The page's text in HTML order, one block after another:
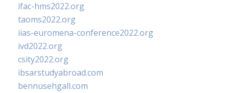
ifac-hms2022.org
taoms2022.org
iias-euromena-conference2022.org
ivd2022.org
csity2022.org
ibsarstudyabroad.com
bennusehgall.com